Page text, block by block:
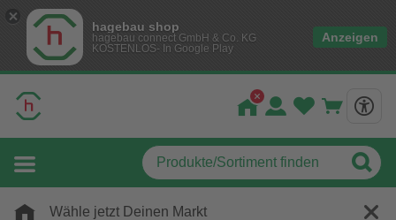
hagebau shop
hagebau connect GmbH & Co. KG
KOSTENLOS- In Google Play
Anzeigen
Wähle jetzt Deinen Markt